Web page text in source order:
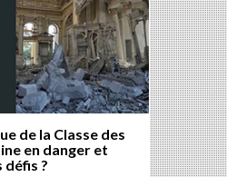
de la Classe des
en danger et
défis ?